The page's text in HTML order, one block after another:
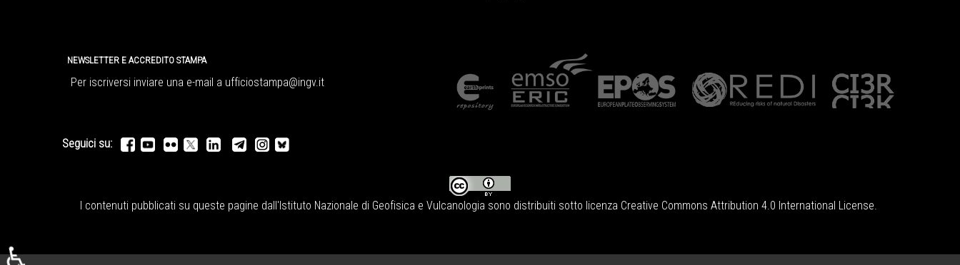
NEWSLETTER E ACCREDITO STAMPA
Per iscriversi inviare una e-mail a ufficiostampa@ingv.it
Seguici su:
I contenuti pubblicati su queste pagine dall'Istituto Nazionale di Geofisica e Vulcanologia sono distribuiti sotto licenza Creative Commons Attribution 4.0 International License.